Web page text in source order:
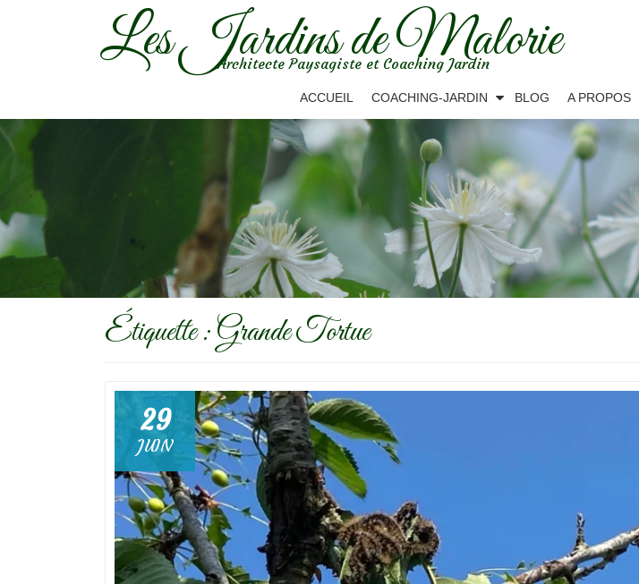
Les Jardins de Malorie
Architecte Paysagiste et Coaching Jardin
ACCUEIL COACHING-JARDIN BLOG A PROPOS
Étiquette :Grande Tortue
29
JUIN